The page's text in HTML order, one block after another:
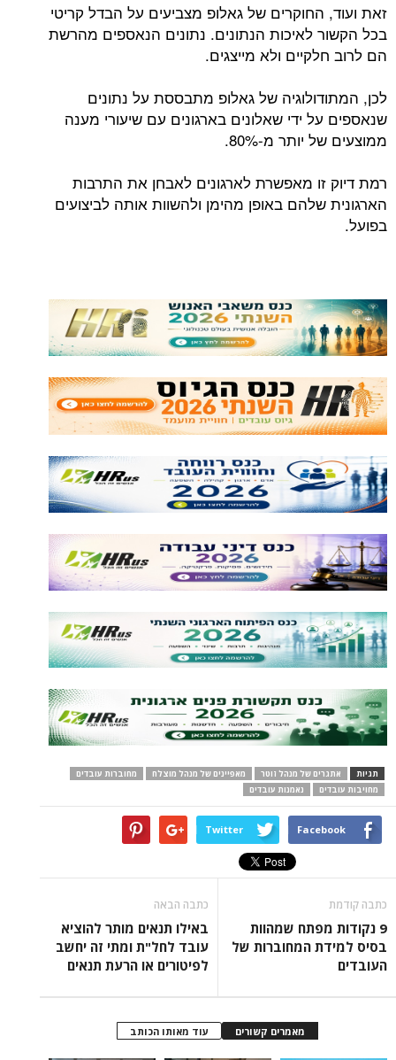
זאת ועוד, החוקרים של גאלופ מצביעים על הבדל קריטי
בכל הקשור לאיכות הנתונים. נתונים הנאספים מהרשת
הם לרוב חלקיים ולא מייצגים.
לכן, המתודולוגיה של גאלופ מתבססת על נתונים
שנאספים על ידי שאלונים בארגונים עם שיעורי מענה
ממוצעים של יותר מ-80%.
רמת דיוק זו מאפשרת לארגונים לאבחן את התרבות
הארגונית שלהם באופן מהימן ולהשוות אותה לביצועים
בפועל.
תגיות אתגרים של מנהל זוטר מאפיינים של מנהל מוצלח
מחוברות עובדים
מחויבות עובדים
נאמנות עובדים
Facebook
Twitter
כתבה קודמת
9 נקודות מפתח שמהוות
בסיס למידת המחוברות של
העובדים
כתבה הבאה
באילו תנאים מותר להוציא
עובד לחל"ת ומתי זה יחשב
לפיטורים או הרעת תנאים
מאמרים קשורים עוד מאותו הכותב